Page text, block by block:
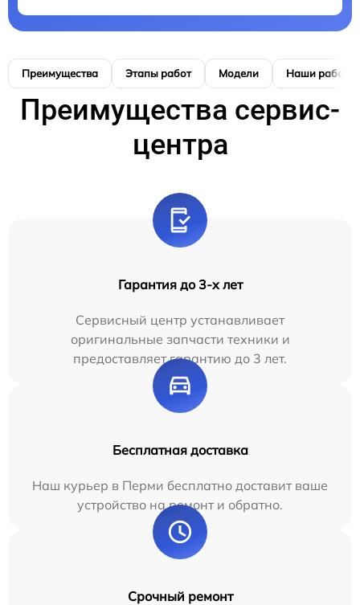
Преимущества Этапы работ Модели Наши работы
Преимущества сервис-
центра
Гарантия до 3-х лет
Сервисный центр устанавливает
оригинальные запчасти техники и
предоставляет гарантию до 3 лет.
Бесплатная доставка
Наш курьер в Перми бесплатно доставит ваше
устройство на ремонт и обратно.
Срочный ремонт